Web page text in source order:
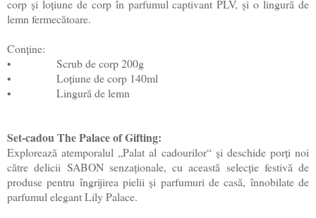
corp și loțiune de corp în parfumul captivant PLV, și o lingură de
lemn fermecătoare.
Conține:
•
Scrub de corp 200g
•
Loțiune de corp 140ml
•
Lingură de lemn
Set-cadou The Palace of Gifting:
Explorează atemporalul „Palat al cadourilor“ și deschide porți noi
către delicii SABON senzaționale, cu această selecție festivă de
produse pentru îngrijirea pielii și parfumuri de casă, înnobilate de
parfumul elegant Lily Palace.